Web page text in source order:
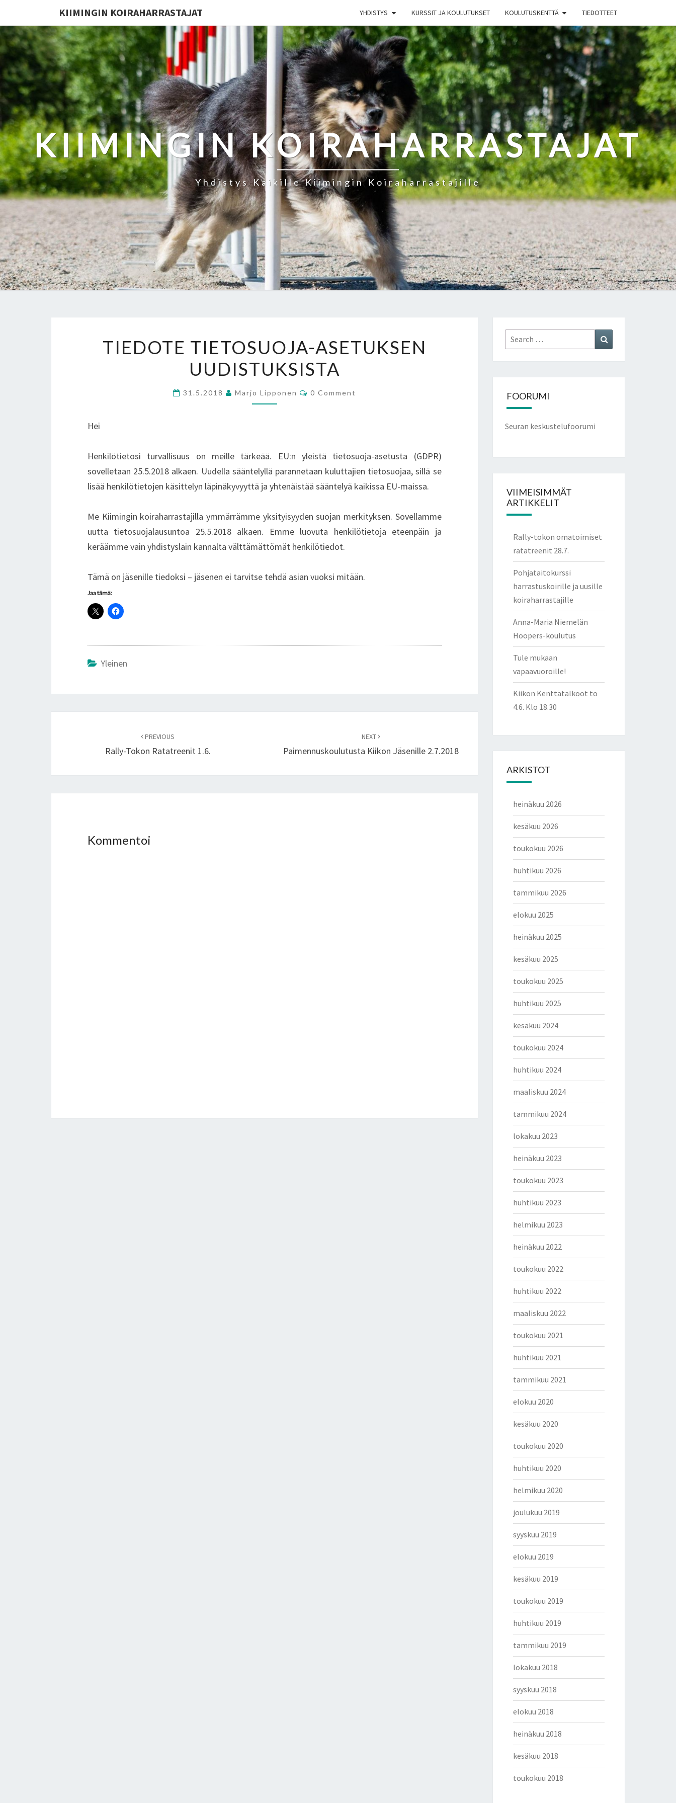
KIIMINGIN KOIRAHARRASTAJAT YHDISTYS KURSSIT JA KOULUTUKSET KOULUTUSKENTTÄ TIEDOTTEET
KIIMINGIN KOIRAHARRASTAJAT
Yhdistys Kaikille Kiimingin Koiraharrastajille
TIETOSUOJA-
ASETUKSEN
UUDISTUKSISTA
TIEDOTE TIETOSUOJA-ASETUKSEN
UUDISTUKSISTA
31.5.2018 Marjo Lipponen Comments
0 Comment
Hei
Henkilötietosi turvallisuus on meille tärkeää. EU:n yleistä tietosuoja-asetusta (GDPR)
sovelletaan 25.5.2018 alkaen. Uudella sääntelyllä parannetaan kuluttajien tietosuojaa, sillä se
lisää henkilötietojen käsittelyn läpinäkyvyyttä ja yhtenäistää sääntelyä kaikissa EU-maissa.
Me Kiimingin koiraharrastajilla ymmärrämme yksityisyyden suojan merkityksen. Sovellamme
uutta tietosuojalausuntoa 25.5.2018 alkaen. Emme luovuta henkilötietoja eteenpäin ja
keräämme vain yhdistyslain kannalta välttämättömät henkilötiedot.
Tämä on jäsenille tiedoksi – jäsenen ei tarvitse tehdä asian vuoksi mitään.
Jaa tämä:
Yleinen
PREVIOUS
Rally-Tokon Ratatreenit 1.6.
NEXT
Paimennuskoulutusta Kiikon Jäsenille 2.7.2018
Kommentoi
Search
for:
FOORUMI
Seuran keskustelufoorumi
VIIMEISIMMÄT
ARTIKKELIT
Rally-tokon omatoimiset
ratatreenit 28.7.
Pohjataitokurssi
harrastuskoirille ja uusille
koiraharrastajille
Anna-Maria Niemelän
Hoopers-koulutus
Tule mukaan
vapaavuoroille!
Kiikon Kenttätalkoot to
4.6. Klo 18.30
ARKISTOT
heinäkuu 2026
kesäkuu 2026
toukokuu 2026
huhtikuu 2026
tammikuu 2026
elokuu 2025
heinäkuu 2025
kesäkuu 2025
toukokuu 2025
huhtikuu 2025
kesäkuu 2024
toukokuu 2024
huhtikuu 2024
maaliskuu 2024
tammikuu 2024
lokakuu 2023
heinäkuu 2023
toukokuu 2023
huhtikuu 2023
helmikuu 2023
heinäkuu 2022
toukokuu 2022
huhtikuu 2022
maaliskuu 2022
toukokuu 2021
huhtikuu 2021
tammikuu 2021
elokuu 2020
kesäkuu 2020
toukokuu 2020
huhtikuu 2020
helmikuu 2020
joulukuu 2019
syyskuu 2019
elokuu 2019
kesäkuu 2019
toukokuu 2019
huhtikuu 2019
tammikuu 2019
lokakuu 2018
syyskuu 2018
elokuu 2018
heinäkuu 2018
kesäkuu 2018
toukokuu 2018